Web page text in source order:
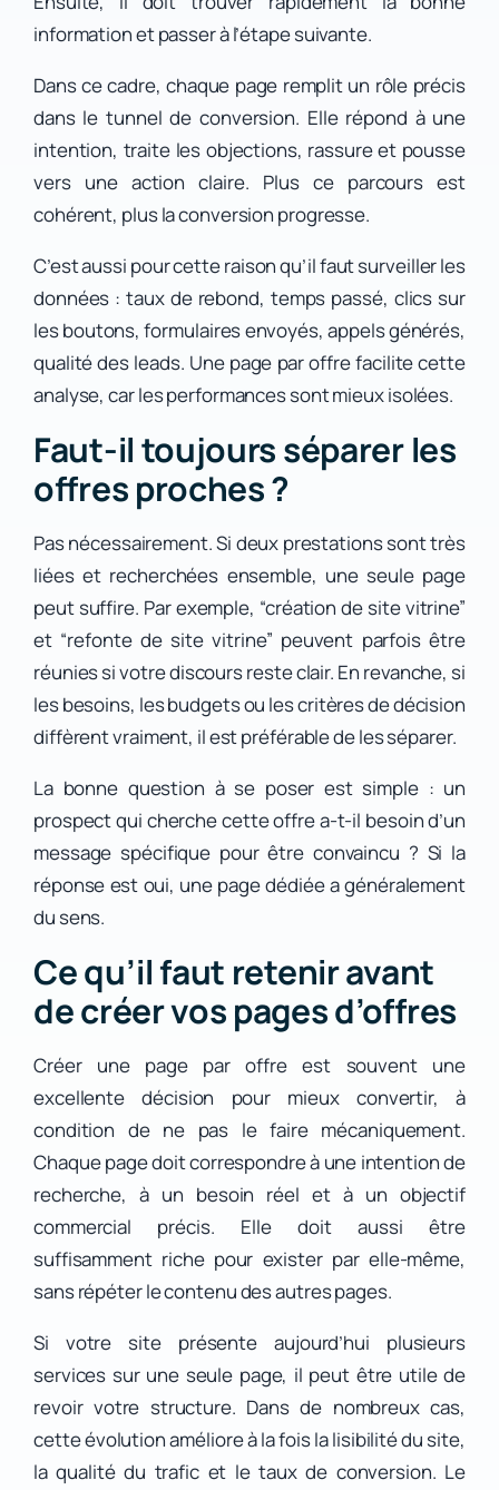
information et passer à l’étape suivante.
Dans ce cadre, chaque page remplit un rôle précis
dans le tunnel de conversion. Elle répond à une
intention, traite les objections, rassure et pousse
vers une action claire. Plus ce parcours est
cohérent, plus la conversion progresse.
C’est aussi pour cette raison qu’il faut surveiller les
données : taux de rebond, temps passé, clics sur
les boutons, formulaires envoyés, appels générés,
qualité des leads. Une page par offre facilite cette
analyse, car les performances sont mieux isolées.
Faut-il toujours séparer les
offres proches ?
Pas nécessairement. Si deux prestations sont très
liées et recherchées ensemble, une seule page
peut suffire. Par exemple, “création de site vitrine”
et “refonte de site vitrine” peuvent parfois être
réunies si votre discours reste clair. En revanche, si
les besoins, les budgets ou les critères de décision
diffèrent vraiment, il est préférable de les séparer.
La bonne question à se poser est simple : un
prospect qui cherche cette offre a-t-il besoin d’un
message spécifique pour être convaincu ? Si la
réponse est oui, une page dédiée a généralement
du sens.
Ce qu’il faut retenir avant
de créer vos pages d’offres
Créer une page par offre est souvent une
excellente décision pour mieux convertir, à
condition de ne pas le faire mécaniquement.
Chaque page doit correspondre à une intention de
recherche, à un besoin réel et à un objectif
commercial précis. Elle doit aussi être
suffisamment riche pour exister par elle-même,
sans répéter le contenu des autres pages.
Si votre site présente aujourd’hui plusieurs
services sur une seule page, il peut être utile de
revoir votre structure. Dans de nombreux cas,
cette évolution améliore à la fois la lisibilité du site,
la qualité du trafic et le taux de conversion. Le